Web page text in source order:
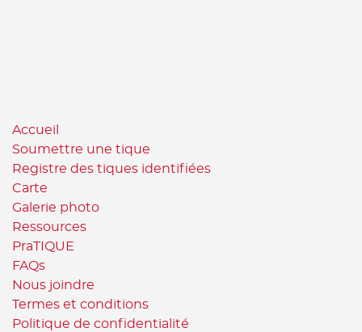
Accueil
Soumettre une tique
Registre des tiques identifiées
Carte
Galerie photo
Ressources
PraTIQUE
FAQs
Nous joindre
Termes et conditions
Politique de confidentialité